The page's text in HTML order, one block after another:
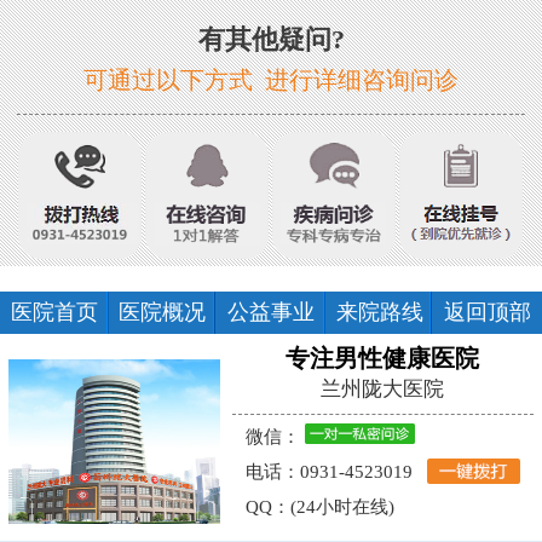
有其他疑问?
可通过以下方式 进行详细咨询问诊
医院首页 医院概况 公益事业 来院路线 返回顶部
专注男性健康医院
兰州陇大医院
微信：
电话：0931-4523019
QQ：(24小时在线)